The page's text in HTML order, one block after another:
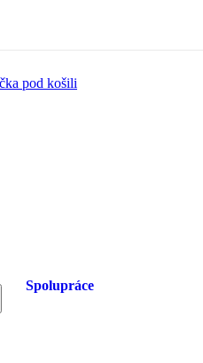
pod košili
Spolupráce